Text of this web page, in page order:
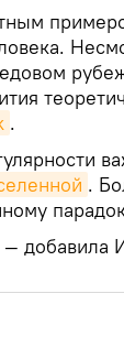
.
.
добавила